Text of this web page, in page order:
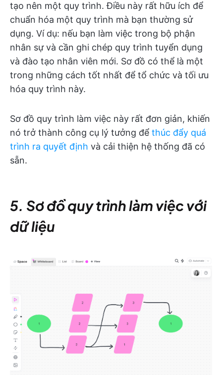
tạo nên một quy trình. Điều này rất hữu ích để
chuẩn hóa một quy trình mà bạn thường sử
dụng. Ví dụ: nếu bạn làm việc trong bộ phận
nhân sự và cần ghi chép quy trình tuyển dụng
và đào tạo nhân viên mới. Sơ đồ có thể là một
trong những cách tốt nhất để tổ chức và tối ưu
hóa quy trình này.
Sơ đồ quy trình làm việc này rất đơn giản, khiến
nó trở thành công cụ lý tưởng để thúc đẩy quá
trình ra quyết định và cải thiện hệ thống đã có
sẵn.
5. Sơ đồ quy trình làm việc với
dữ liệu